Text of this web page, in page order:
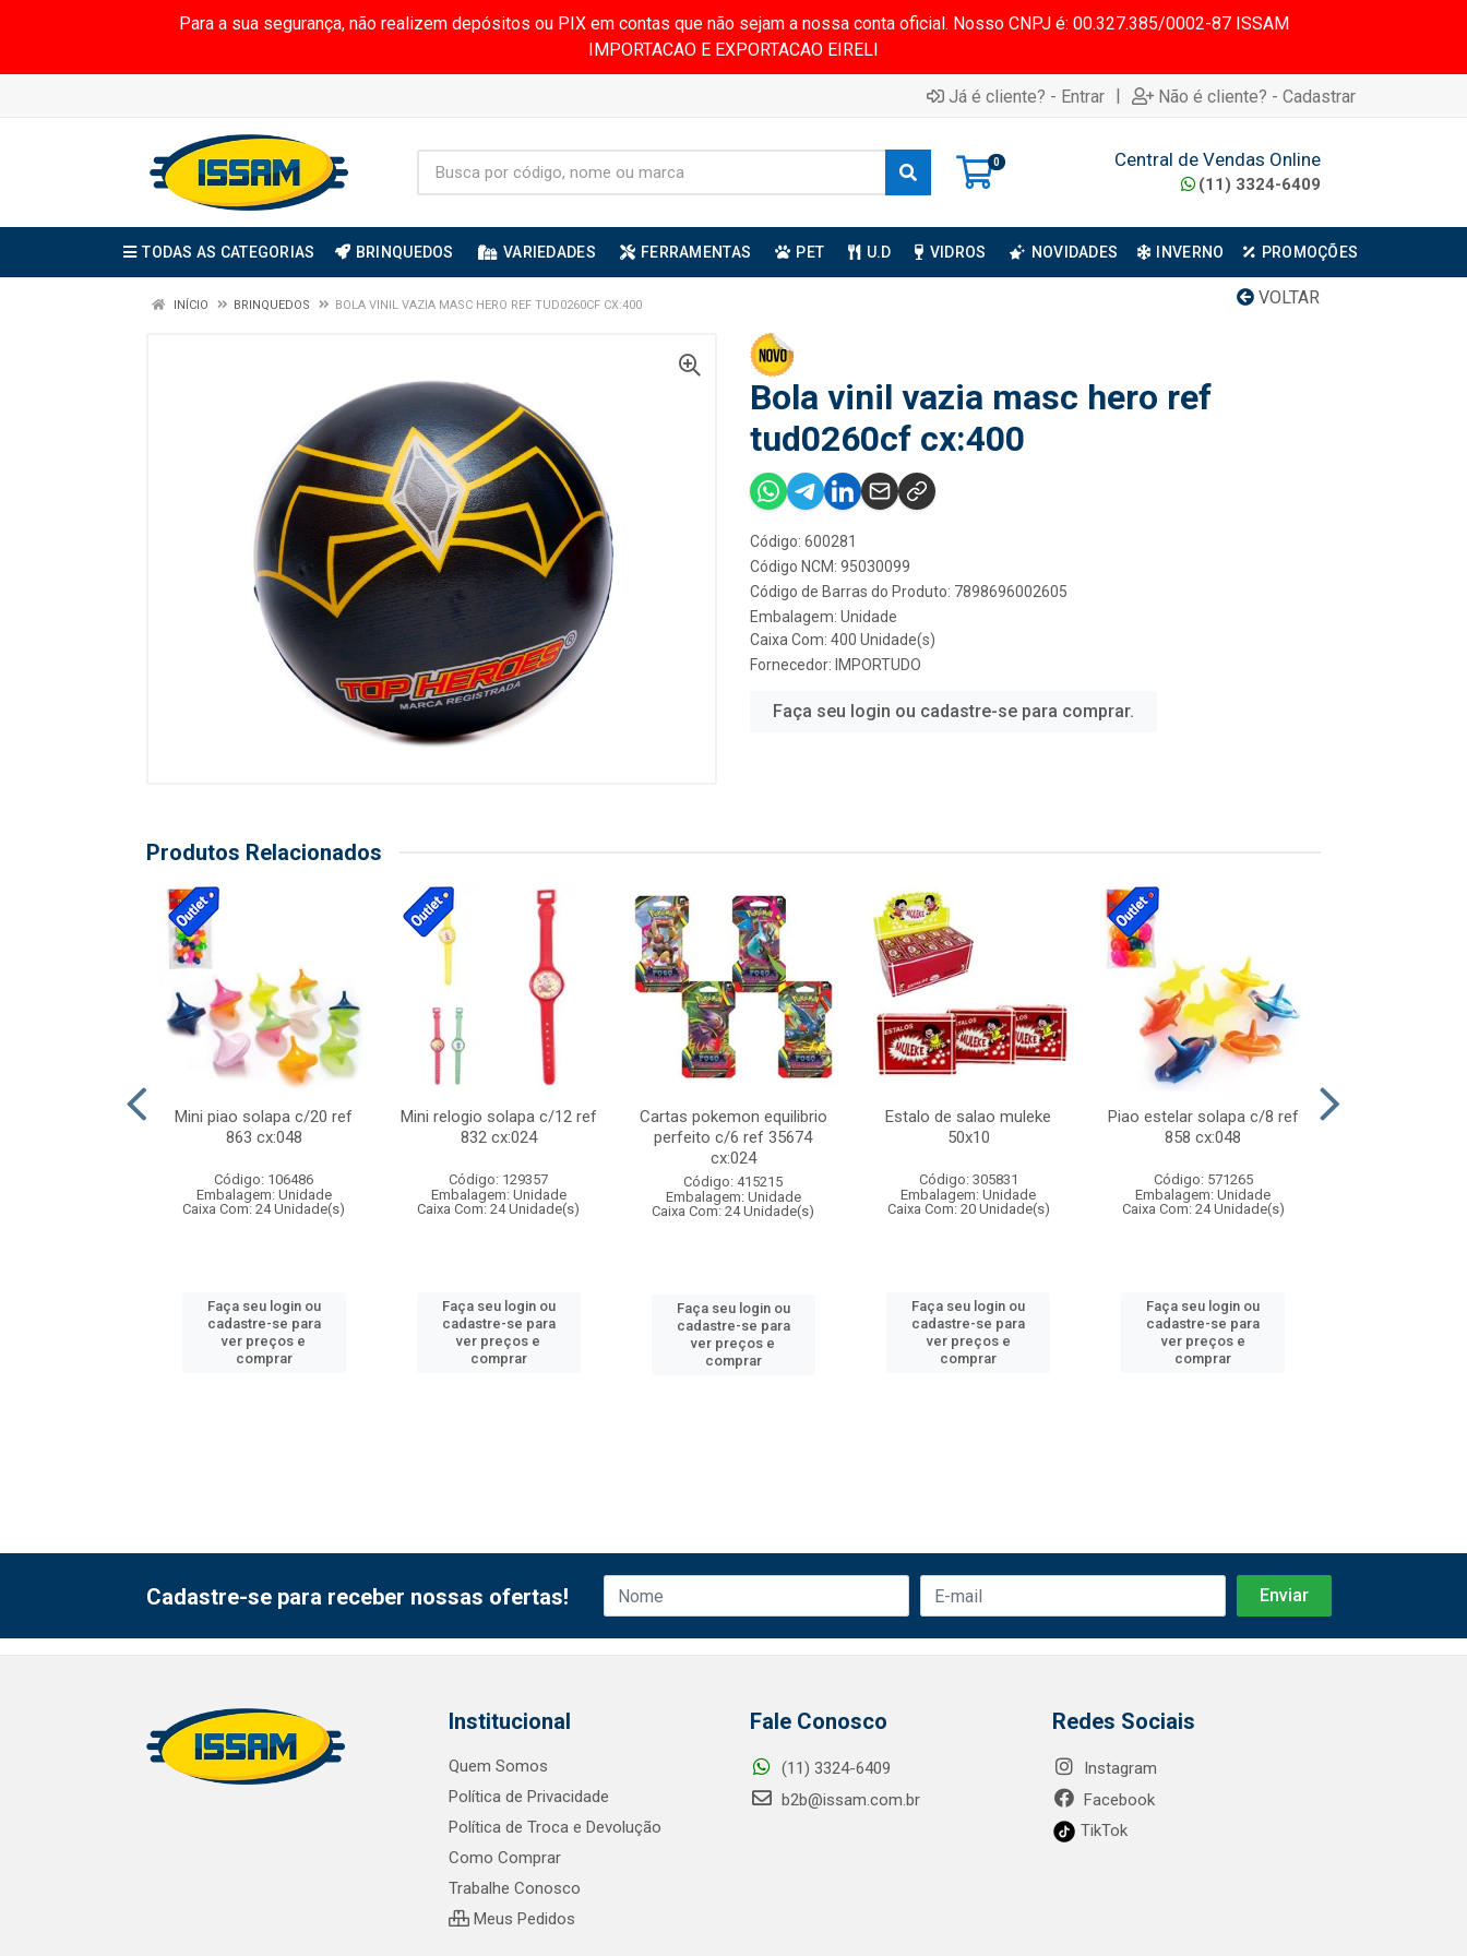
Para a sua segurança, não realizem depósitos ou PIX em contas que não sejam a nossa conta oficial. Nosso CNPJ é: 00.327.385/0002-87 ISSAM
IMPORTACAO E EXPORTACAO EIRELI
Já é cliente? - Entrar | Não é cliente? - Cadastrar
0 Central de Vendas Online
(11) 3324-6409
TODAS AS CATEGORIAS BRINQUEDOS VARIEDADES FERRAMENTAS PET U.D VIDROS NOVIDADES INVERNO PROMOÇÕES
VOLTAR
INÍCIO BRINQUEDOS BOLA VINIL VAZIA MASC HERO REF TUD0260CF CX:400
Bola vinil vazia masc hero ref
tud0260cf cx:400
Código: 600281
Código NCM: 95030099
Código de Barras do Produto: 7898696002605
Embalagem: Unidade
Caixa Com: 400 Unidade(s)
Fornecedor: IMPORTUDO
Faça seu login ou cadastre-se para comprar.
Produtos Relacionados
Mini piao solapa c/20 ref
863 cx:048
Código: 106486
Embalagem: Unidade
Caixa Com: 24 Unidade(s)
Faça seu login ou
cadastre-se para
ver preços e
comprar
Mini relogio solapa c/12 ref
832 cx:024
Código: 129357
Embalagem: Unidade
Caixa Com: 24 Unidade(s)
Faça seu login ou
cadastre-se para
ver preços e
comprar
Cartas pokemon equilibrio
perfeito c/6 ref 35674
cx:024
Código: 415215
Embalagem: Unidade
Caixa Com: 24 Unidade(s)
Faça seu login ou
cadastre-se para
ver preços e
comprar
Estalo de salao muleke
50x10
Código: 305831
Embalagem: Unidade
Caixa Com: 20 Unidade(s)
Faça seu login ou
cadastre-se para
ver preços e
comprar
Piao estelar solapa c/8 ref
858 cx:048
Código: 571265
Embalagem: Unidade
Caixa Com: 24 Unidade(s)
Faça seu login ou
cadastre-se para
ver preços e
comprar
Cadastre-se para receber nossas ofertas!
Institucional
Quem Somos
Política de Privacidade
Política de Troca e Devolução
Como Comprar
Trabalhe Conosco
Meus Pedidos
Fale Conosco
(11) 3324-6409
b2b@issam.com.br
Redes Sociais
Instagram
Facebook
TikTok